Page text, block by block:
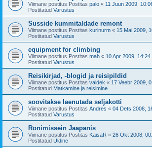
Viimane postitus Postitas palo « 11 Juun 2009,
Postitatud Varustus
Susside kummitaldade remont
Viimane postitus Postitas kurinurm « 15 Mai 2009,
Postitatud Varustus
equipment for climbing
Viimane postitus Postitas mah « 10 Apr 2009, 14:24
Postitatud Varustus
Reisikirjad, -blogid ja reisipildid
Viimane postitus Postitas valdek « 17 Veebr 2009,
Postitatud Matkamine ja reisimine
soovitakse laenutada seljakotti
Viimane postitus Postitas Andres « 04 Dets 2008,
Postitatud Varustus
Ronimissein Jaapanis
Viimane postitus Postitas KaisaR « 26 Okt 2008,
Postitatud Üldine